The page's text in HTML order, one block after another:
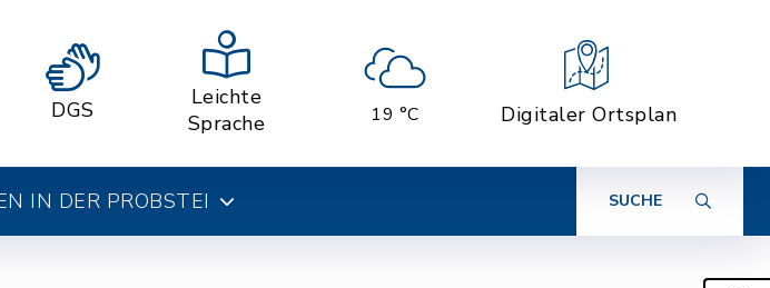
DGS
Leichte
Sprache
19 °C Digitaler Ortsplan
IN DER PROBSTEI SUCHE